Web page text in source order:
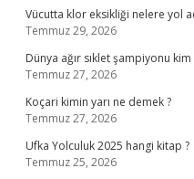
Vücutta klor eksikliği nelere yol
Temmuz 29, 2026
Dünya ağır sıklet şampiyonu kim
Temmuz 27, 2026
Koçari kimin yarı ne demek ?
Temmuz 27, 2026
Ufka Yolculuk 2025 hangi kitap ?
Temmuz 25, 2026